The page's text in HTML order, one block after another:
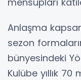
Anlaşma
sezon
bünyesindeki
Kulübe yıllık